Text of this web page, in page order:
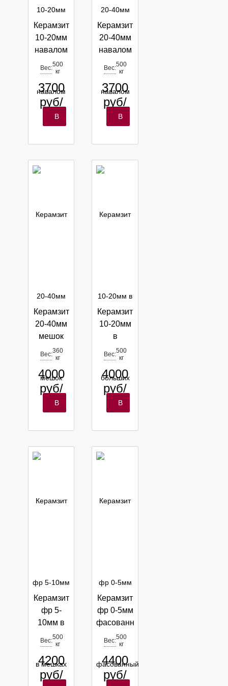
Керамзит
10-20мм
навалом
по 20, 26,
40м3
Вес:500
кг
3700
руб/
м3
В
Керамзит
20-40мм
навалом
по 20, 26,
36м3
Вес:500
кг
3700
руб/
м3
В
Керамзит
20-40мм
мешок
360кг,
объем
0,9м3
Вес:360
кг
4000
руб/
шт
В
Керамзит
10-20мм
в
больших
мешках
МКР
0,9м3
Вес:500
кг
4000
руб/
шт
В
Керамзит
фр 5-
10мм в
мешках
МКР
0,9м3
Вес:500
кг
4200
руб/
Керамзит
фр 0-5мм
фасованный
в МКР
Вес:500
кг
4400
руб/